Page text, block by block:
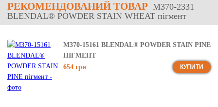
РЕКОМЕНДОВАНИЙ ТОВАР M370-2331
BLENDAL® POWDER STAIN WHEAT пігмент
M370-15161 BLENDAL® POWDER STAIN PINE
ПІГМЕНТ
654 грн
КУПИТИ